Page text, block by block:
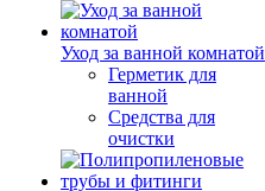
Уход за ванной комнатой
Герметик для
ванной
Средства для
очистки